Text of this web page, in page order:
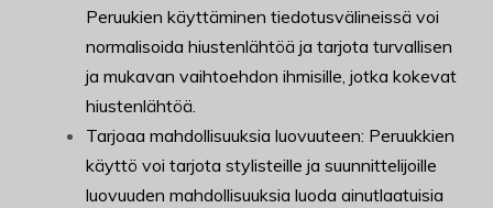
Peruukien käyttäminen tiedotusvälineissä voi
normalisoida hiustenlähtöä ja tarjota turvallisen
ja mukavan vaihtoehdon ihmisille, jotka kokevat
hiustenlähtöä.
Tarjoaa mahdollisuuksia luovuuteen: Peruukkien
käyttö voi tarjota stylisteille ja suunnittelijoille
luovuuden mahdollisuuksia luoda ainutlaatuisia